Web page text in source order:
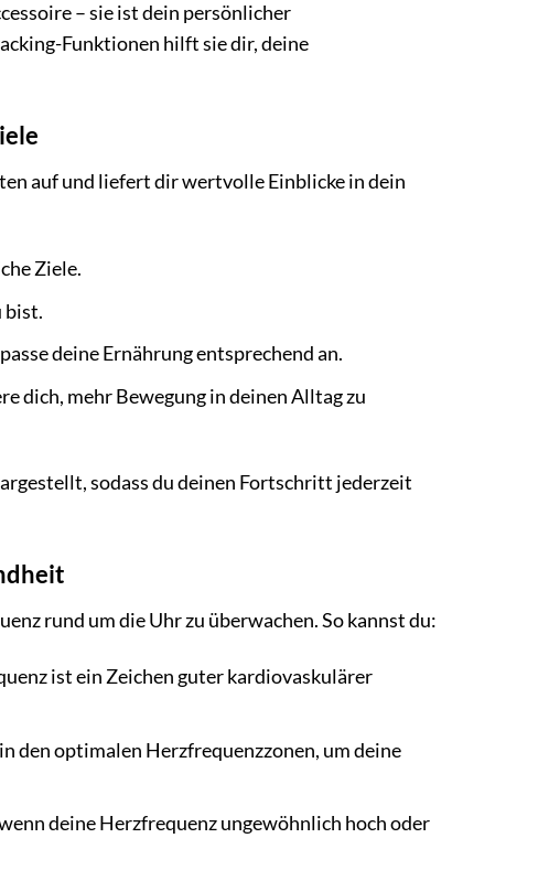
– sie ist dein persönlicher
Funktionen hilft sie dir, deine
auf und liefert dir wertvolle Einblicke in dein
Ziele.
bist.
deine Ernährung entsprechend an.
dich, mehr Bewegung in deinen Alltag zu
sodass du deinen Fortschritt jederzeit
rund um die Uhr zu überwachen. So kannst du:
ist ein Zeichen guter kardiovaskulärer
den optimalen Herzfrequenzzonen, um deine
deine Herzfrequenz ungewöhnlich hoch oder